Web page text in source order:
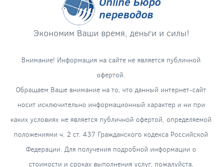
Экономим Ваши время, деньги и силы!
Внимание! Информация на сайте не является публичной
офертой.
Обращаем Ваше внимание на то, что данный интернет-сайт
носит исключительно информационный характер и ни при
каких условиях не является публичной офертой, определяемой
положениями ч. 2 ст. 437 Гражданского кодекса Российской
Федерации. Для получения подробной информации о
стоимости и сроках выполнения услуг, пожалуйста,